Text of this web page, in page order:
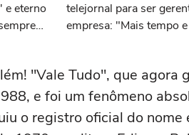
e eterno
telejornal para ser
empresa: "Mais tempo
"Vale Tudo", que agora
e foi um fenômeno
o registro oficial do